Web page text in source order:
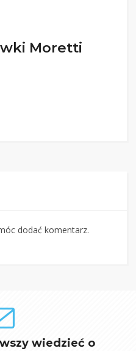
Moretti
dodać komentarz.
wiedzieć o